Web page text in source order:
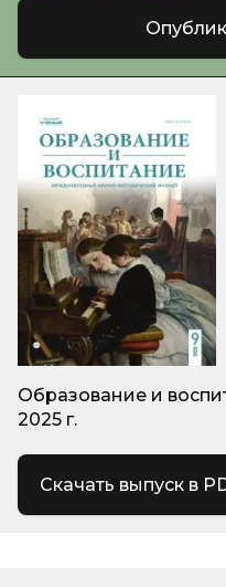
Образование и
2025 г.
Скачать выпуск в